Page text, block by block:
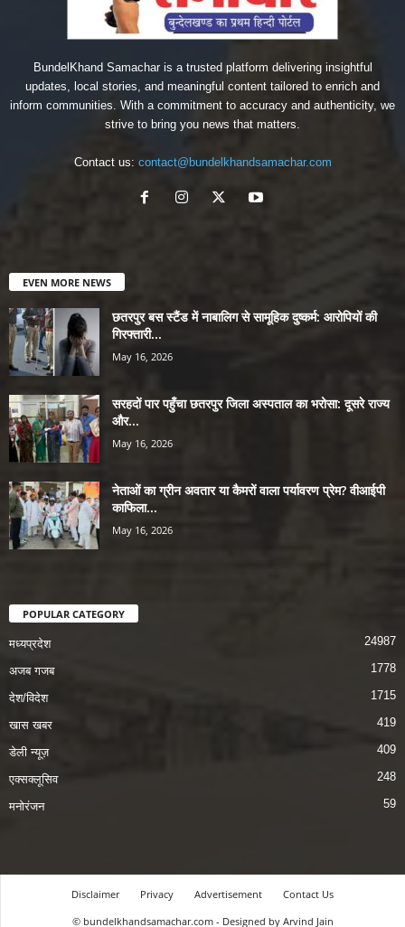
BundelKhand Samachar is a trusted platform delivering insightful
updates, local stories, and meaningful content tailored to enrich and
inform communities. With a commitment to accuracy and authenticity, we
strive to bring you news that matters.
Contact us: contact@bundelkhandsamachar.com
EVEN MORE NEWS
छतरपुर बस स्टैंड में नाबालिग से सामूहिक दुष्कर्म: आरोपियों की
गिरफ्तारी...
May 16, 2026
सरहदों पार पहुँचा छतरपुर जिला अस्पताल का भरोसा: दूसरे राज्य
और...
May 16, 2026
नेताओं का ग्रीन अवतार या कैमरों वाला पर्यावरण प्रेम? वीआईपी
काफिला...
May 16, 2026
POPULAR CATEGORY
मध्यप्रदेश 24987
अजब गजब 1778
देश/विदेश 1715
खास खबर 419
डेली न्यूज़ 409
एक्सक्लूसिव 248
मनोरंजन 59
Disclaimer Privacy Advertisement
Contact Us
© bundelkhandsamachar.com - Designed by Arvind Jain